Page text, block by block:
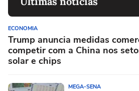
ECONOMIA
Trump anuncia medidas
competir com a China nos
solar e chips
MEGA-SENA